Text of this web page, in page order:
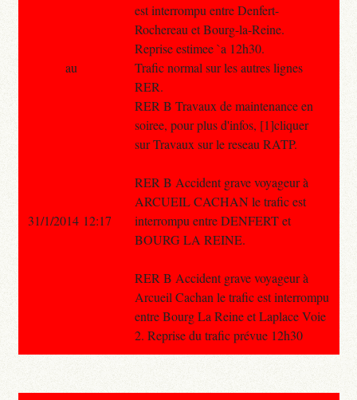
est interrompu entre Denfert-
Rochereau et Bourg-la-Reine.
Reprise estimee `a 12h30.
Trafic normal sur les autres lignes
RER.
RER B Travaux de maintenance en
soiree, pour plus d'infos, [1]cliquer
sur Travaux sur le reseau RATP.
RER B Accident grave voyageur à
ARCUEIL CACHAN le trafic est
interrompu entre DENFERT et
BOURG LA REINE.
RER B Accident grave voyageur à
Arcueil Cachan le trafic est interrompu
entre Bourg La Reine et Laplace Voie
2. Reprise du trafic prévue 12h30
au
31/1/2014 12:17